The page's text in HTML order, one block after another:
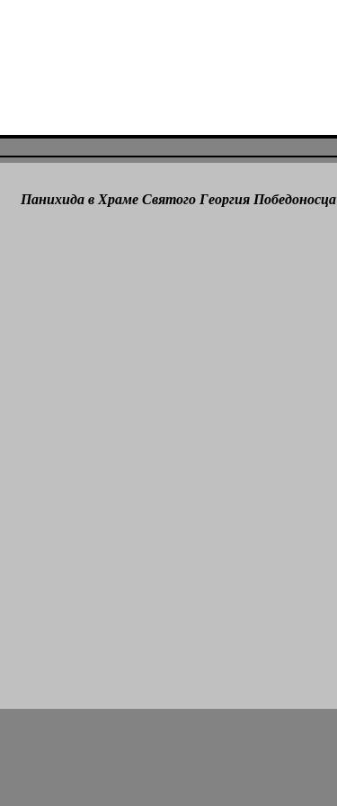
Панихида в Храме Святого Георгия Победоносца